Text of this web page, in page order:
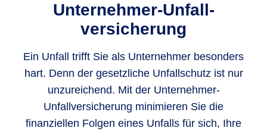
Unternehmer-Unfall­
versicherung
Ein Unfall trifft Sie als Unternehmer besonders
hart. Denn der gesetzliche Unfallschutz ist nur
unzureichend. Mit der Unternehmer-
Unfallversicherung minimieren Sie die
finanziellen Folgen eines Unfalls für sich, Ihre